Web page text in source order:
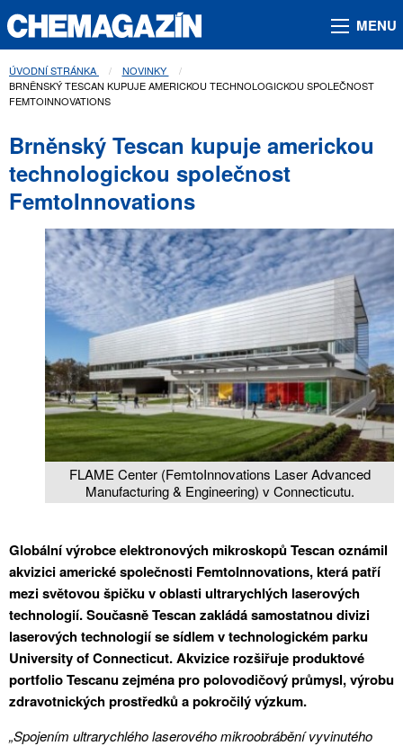
MENU
ÚVODNÍ STRÁNKA
NOVINKY
AKTUÁLNÍ STRÁNKA:
BRNĚNSKÝ TESCAN KUPUJE AMERICKOU TECHNOLOGICKOU SPOLEČNOST
FEMTOINNOVATIONS
Brněnský Tescan kupuje americkou
technologickou společnost
FemtoInnovations
FLAME Center (FemtoInnovations Laser Advanced
Manufacturing & Engineering) v Connecticutu.
Globální výrobce elektronových mikroskopů Tescan oznámil
akvizici americké společnosti FemtoInnovations, která patří
mezi světovou špičku v oblasti ultrarychlých laserových
technologií. Současně Tescan zakládá samostatnou divizi
laserových technologií se sídlem v technologickém parku
University of Connecticut. Akvizice rozšiřuje produktové
portfolio Tescanu zejména pro polovodičový průmysl, výrobu
zdravotnických prostředků a pokročilý výzkum.
„Spojením ultrarychlého laserového mikroobrábění vyvinutého